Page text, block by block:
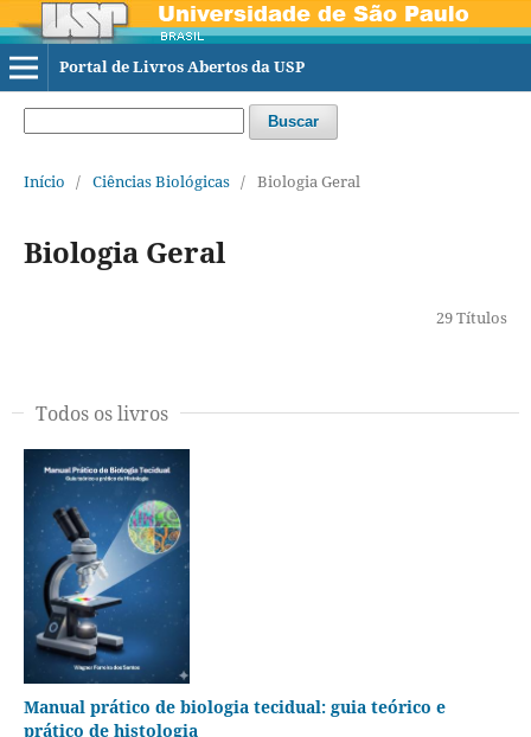
Portal de Livros Abertos da USP
Buscar
Início / Ciências Biológicas / Biologia Geral
Biologia Geral
29 Títulos
Todos os livros
Manual prático de biologia tecidual: guia teórico e
prático de histologia